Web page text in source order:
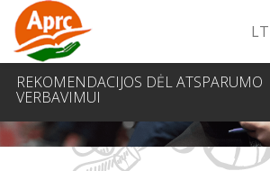
REKOMENDACIJOS DĖL ATSPARUMO
VERBAVIMUI
Paieška bibliotekoje
CIVILINĖ SAUGA